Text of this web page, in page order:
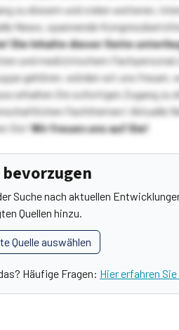
zu diesem und vielen weiteren,
News, spannende
Die Inhalte dieser Seite
und medizinischem
gehören, würden wir uns
erhalten Sie sofortigen Zugang
Fachthemen! Aktuelle
Sie!Wir freuen uns auf Sie!
Suche nach aktuellen
Quellen hinzu.
Quelle auswählen
Häufige Fragen: Hier erfahren